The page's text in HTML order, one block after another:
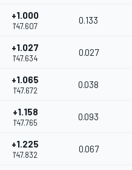
+1.000
1'47.607
0.133
+1.027
1'47.634
0.027
+1.065
1'47.672
0.038
+1.158
1'47.765
0.093
+1.225
1'47.832
0.067